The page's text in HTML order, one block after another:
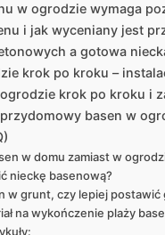
w ogrodzie wymaga
i jak wyceniany jest
a gotowa
krok po kroku –
krok po kroku i
basen w
w domu zamiast w
nieckę basenową?
w grunt, czy lepiej postawić
na wykończenie plaży